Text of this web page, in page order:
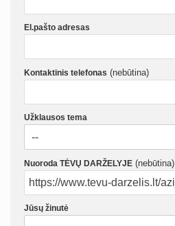
El.pašto adresas
Kontaktinis telefonas (nebūtina)
Užklausos tema
Nuoroda TĖVŲ DARŽELYJE (nebūtina)
Jūsų žinutė